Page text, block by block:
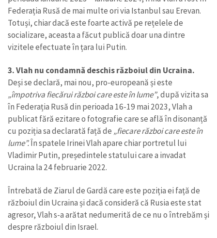
Federația Rusă de mai multe ori via Istanbul sau Erevan.
Totuși, chiar dacă este foarte activă pe rețelele de
socializare, aceasta a făcut publică doar una dintre
vizitele efectuate în țara lui Putin.
3. Vlah nu condamnă deschis războiul din Ucraina.
Deși se declară, mai nou, pro-europeană și este
„împotriva fiecărui război care este în lume”, după vizita sa
în Federația Rusă din perioada 16-19 mai 2023, Vlah a
publicat fără ezitare o fotografie care se află în disonanță
cu poziția sa declarată față de „fiecare război care este în
lume”.În spatele Irinei Vlah apare chiar portretul lui
Vladimir Putin, președintele statului care a invadat
Ucraina la 24 februarie 2022.
Întrebată de Ziarul de Gardă care este poziția ei față de
războiul din Ucraina și dacă consideră că Rusia este stat
agresor, Vlah s-a arătat nedumerită de ce nu o întrebăm și
despre războiul din Israel.
Link media+ Link media
CONTACT SURSĂ
Sursă anonimă
Nume+ Numele meu
Email+ Emailul meu
Telefon
+ Telefon personal
Am citit și sunt de
acord cu
confidențialitate